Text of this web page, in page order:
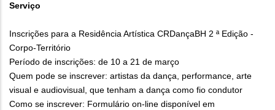
Serviço
Inscrições para a Residência Artística CRDançaBH 2 ª Edição -
Corpo-Território
Período de inscrições: de 10 a 21 de março
Quem pode se inscrever: artistas da dança, performance, arte
visual e audiovisual, que tenham a dança como fio condutor
Como se inscrever: Formulário on-line disponível em